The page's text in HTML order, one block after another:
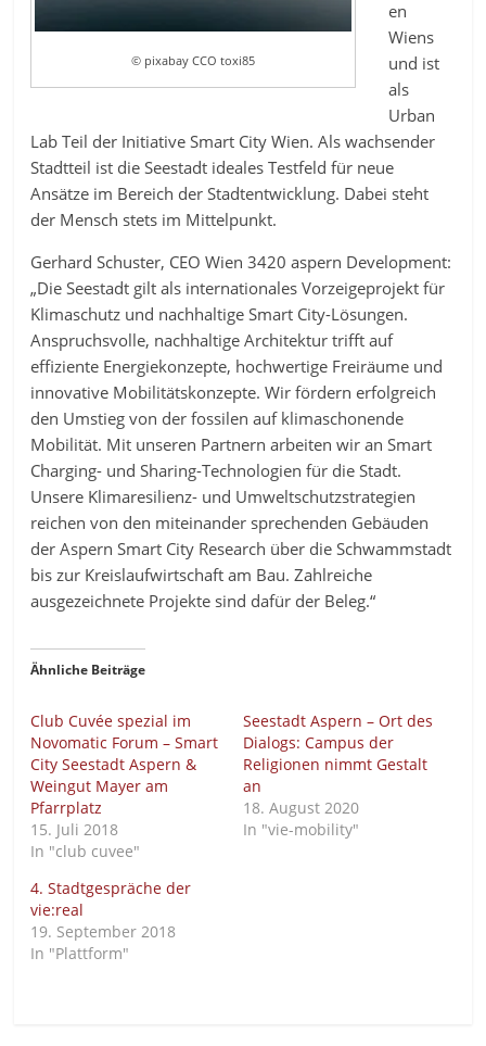
© pixabay CCO toxi85
en
Wiens
und ist
als
Urban
Lab Teil der Initiative Smart City Wien. Als wachsender
Stadtteil ist die Seestadt ideales Testfeld für neue
Ansätze im Bereich der Stadtentwicklung. Dabei steht
der Mensch stets im Mittelpunkt.
Gerhard Schuster, CEO Wien 3420 aspern Development:
„Die Seestadt gilt als internationales Vorzeigeprojekt für
Klimaschutz und nachhaltige Smart City-Lösungen.
Anspruchsvolle, nachhaltige Architektur trifft auf
effiziente Energiekonzepte, hochwertige Freiräume und
innovative Mobilitätskonzepte. Wir fördern erfolgreich
den Umstieg von der fossilen auf klimaschonende
Mobilität. Mit unseren Partnern arbeiten wir an Smart
Charging- und Sharing-Technologien für die Stadt.
Unsere Klimaresilienz- und Umweltschutzstrategien
reichen von den miteinander sprechenden Gebäuden
der Aspern Smart City Research über die Schwammstadt
bis zur Kreislaufwirtschaft am Bau. Zahlreiche
ausgezeichnete Projekte sind dafür der Beleg.“
Ähnliche Beiträge
Club Cuvée spezial im
Novomatic Forum – Smart
City Seestadt Aspern &
Weingut Mayer am
Pfarrplatz
15. Juli 2018
In "club cuvee"
Seestadt Aspern – Ort des
Dialogs: Campus der
Religionen nimmt Gestalt
an
18. August 2020
In "vie-mobility"
4. Stadtgespräche der
vie:real
19. September 2018
In "Plattform"